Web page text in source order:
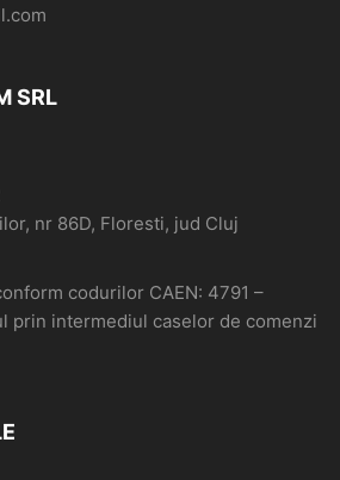
SRL
nr 86D, Floresti, jud Cluj
codurilor CAEN: 4791 –
prin intermediul caselor de comenzi